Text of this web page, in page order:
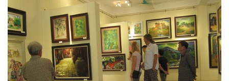
Đoài. Nắng và gió, núi và sông xứ Đoài đã gợi cảm hứng sáng
tác cho một Tản Đà, một Quang Dũng và nhiều thi nhân, hoạ sĩ:
từ Tô Ngọc Vân, Nguyễn Gia Trí đến Sĩ Tốt, Nguyễn Tiến Chung,
Nguyễn Tư Nghiêm, Nguyễn Sáng... và những thế hệ văn nghệ sĩ
sau này, ở họ đều có những sáng tác xuất sắc về xứ Đoài.